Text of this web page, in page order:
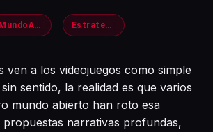
MundoAbierto Estrategia
ven a los videojuegos como simple
sentido, la realidad es que varios
mundo abierto han roto esa
narrativas profundas,